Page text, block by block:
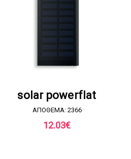
solar powerflat
ΑΠΟΘΕΜΑ: 2366
12.03€